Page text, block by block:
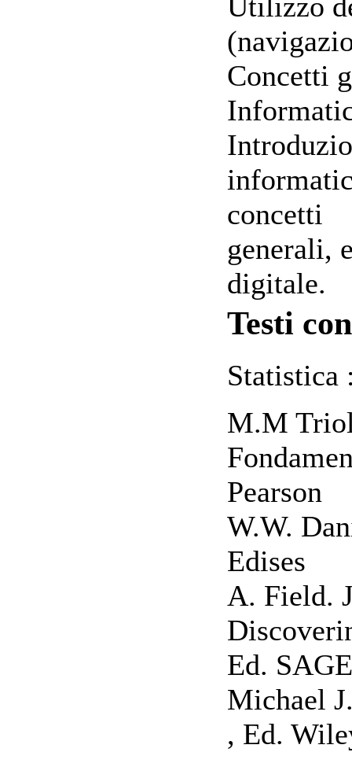
Concetti
concetti
generali,
digitale.
Testi
Statistica
M.M
Pearson
W.W.
Edises
A. Field.
Ed. SAGE
Michael
, Ed.